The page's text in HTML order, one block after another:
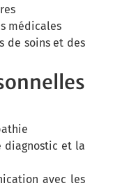
médicales
de soins et des
diagnostic et la
avec les